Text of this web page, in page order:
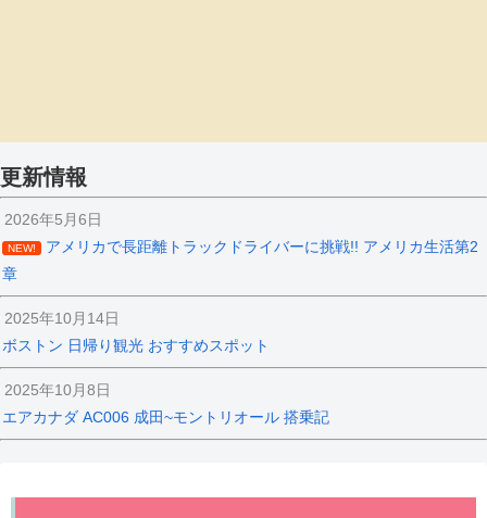
更新情報
2026年5月6日
NEW!
アメリカで長距離トラックドライバーに挑戦!! アメリカ生活第2
章
2025年10月14日
ボストン 日帰り観光 おすすめスポット
2025年10月8日
エアカナダ AC006 成田~モントリオール 搭乗記